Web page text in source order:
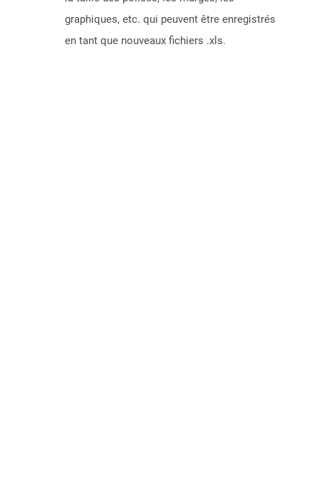
graphiques, etc. qui peuvent être enregistrés
en tant que nouveaux fichiers .xls.